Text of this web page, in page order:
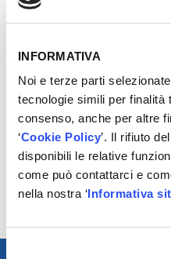
INFORMATIVA
Noi e terze parti
tecnologie simili per finalità
consenso, anche per altre
‘Cookie Policy’. Il rifiuto
disponibili le relative
come può contattarci e
nella nostra ‘Informativa
In particolare, UFI Filters
fondamentale per la
fornirà direttamente dai
fabbriche europee e
nipponica.
Il nuovo componente,
sviluppato dalla Thermal
UFI Filters, è un esempio
l’Azienda dimostra ormai
risultando sempre al